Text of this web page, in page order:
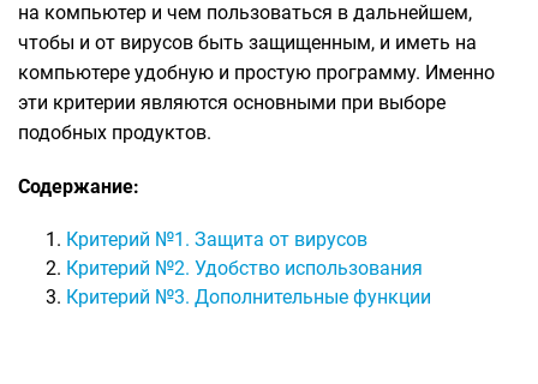
на компьютер и чем пользоваться в дальнейшем,
чтобы и от вирусов быть защищенным, и иметь на
компьютере удобную и простую программу. Именно
эти критерии являются основными при выборе
подобных продуктов.
Содержание:
Критерий №1. Защита от вирусов
Критерий №2. Удобство использования
Критерий №3. Дополнительные функции